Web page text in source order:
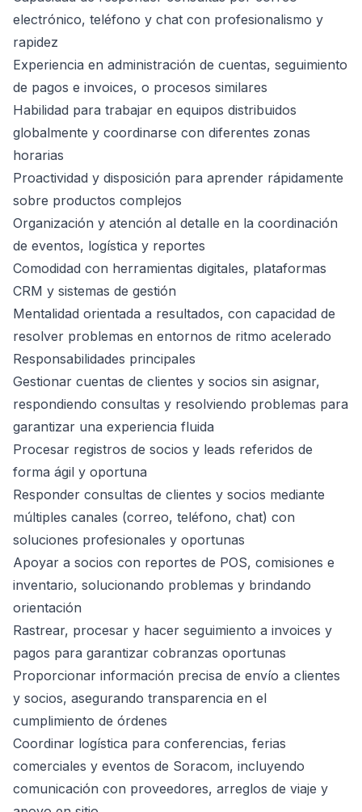
electrónico, teléfono y chat con profesionalismo y
rapidez
Experiencia en administración de cuentas, seguimiento
de pagos e invoices, o procesos similares
Habilidad para trabajar en equipos distribuidos
globalmente y coordinarse con diferentes zonas
horarias
Proactividad y disposición para aprender rápidamente
sobre productos complejos
Organización y atención al detalle en la coordinación
de eventos, logística y reportes
Comodidad con herramientas digitales, plataformas
CRM y sistemas de gestión
Mentalidad orientada a resultados, con capacidad de
resolver problemas en entornos de ritmo acelerado
Responsabilidades principales
Gestionar cuentas de clientes y socios sin asignar,
respondiendo consultas y resolviendo problemas para
garantizar una experiencia fluida
Procesar registros de socios y leads referidos de
forma ágil y oportuna
Responder consultas de clientes y socios mediante
múltiples canales (correo, teléfono, chat) con
soluciones profesionales y oportunas
Apoyar a socios con reportes de POS, comisiones e
inventario, solucionando problemas y brindando
orientación
Rastrear, procesar y hacer seguimiento a invoices y
pagos para garantizar cobranzas oportunas
Proporcionar información precisa de envío a clientes
y socios, asegurando transparencia en el
cumplimiento de órdenes
Coordinar logística para conferencias, ferias
comerciales y eventos de Soracom, incluyendo
comunicación con proveedores, arreglos de viaje y